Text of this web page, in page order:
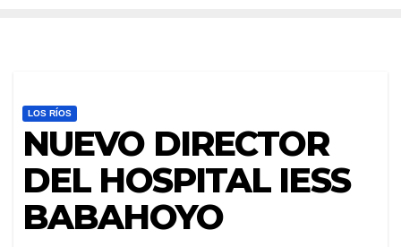
LOS RÍOS
NUEVO DIRECTOR
DEL HOSPITAL IESS
BABAHOYO